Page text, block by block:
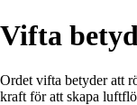
Vifta
Ordet vifta betyder att
kraft för att skapa